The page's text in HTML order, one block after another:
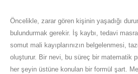
Öncelikle, zarar gören kişinin yaşadığı
bulundurmak gerekir. İş kaybı, tedavi
somut mali kayıplarınızın belgelenmesi,
oluşturur. Bir nevi, bu süreç bir matematik
her şeyin üstüne konulan bir formül şart.